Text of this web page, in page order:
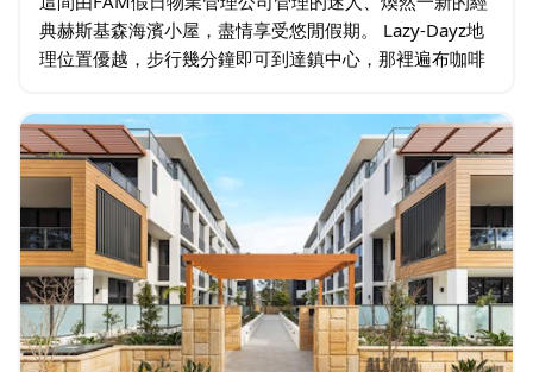
典赫斯基森海濱小屋，盡情享受悠閒假期。 Lazy-Dayz地
理位置優越，步行幾分鐘即可到達鎮中心，那裡遍布咖啡
庫拉姆本溪和赫斯基森海灘…